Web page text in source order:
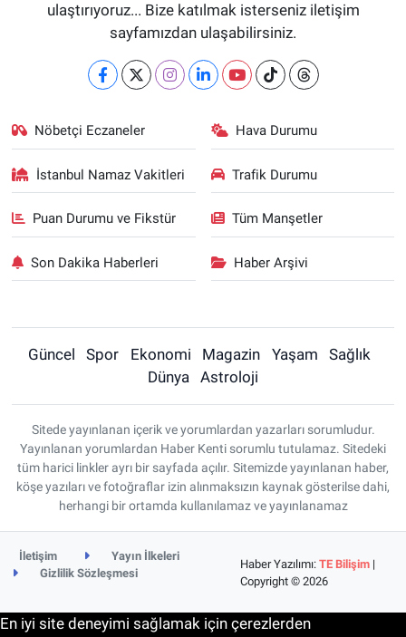
ulaştırıyoruz... Bize katılmak isterseniz iletişim
sayfamızdan ulaşabilirsiniz.
Nöbetçi Eczaneler Hava Durumu
İstanbul Namaz Vakitleri Trafik Durumu
Puan Durumu ve Fikstür Tüm Manşetler
Son Dakika Haberleri Haber Arşivi
Güncel Spor Ekonomi Magazin Yaşam
Sağlık
Dünya
Astroloji
Sitede yayınlanan içerik ve yorumlardan yazarları sorumludur.
Yayınlanan yorumlardan Haber Kenti sorumlu tutulamaz. Sitedeki
tüm harici linkler ayrı bir sayfada açılır. Sitemizde yayınlanan haber,
köşe yazıları ve fotoğraflar izin alınmaksızın kaynak gösterilse dahi,
herhangi bir ortamda kullanılamaz ve yayınlanamaz
İletişim
Yayın İlkeleri
Gizlilik Sözleşmesi
Haber Yazılımı:TE Bilişim |
Copyright © 2026
En iyi site deneyimi sağlamak için çerezlerden